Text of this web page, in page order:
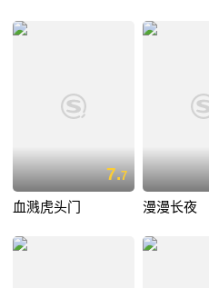
7.7
血溅虎头门 漫漫长夜